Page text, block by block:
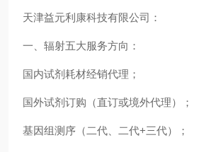
天津益元利康科技有限公司：
一、辐射五大服务方向：
国内试剂耗材经销代理；
国外试剂订购（直订或境外代理）；
基因组测序（二代、二代+三代）；